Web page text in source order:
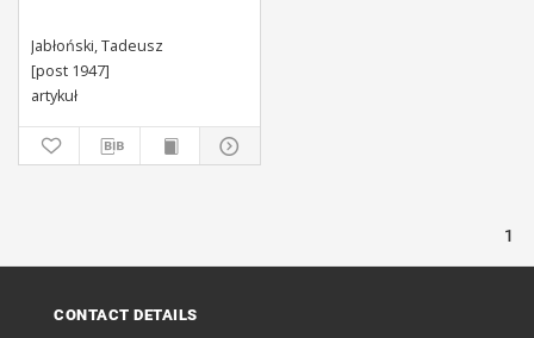
Jabłoński, Tadeusz
[post 1947]
artykuł
1
CONTACT DETAILS